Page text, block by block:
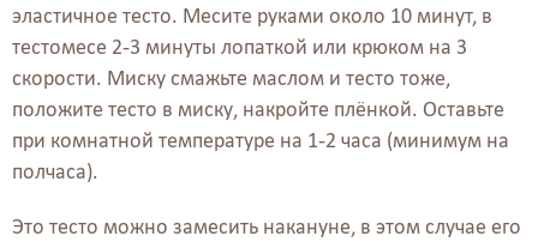
эластичное тесто. Месите руками около 10 минут, в
тестомесе 2-3 минуты лопаткой или крюком на 3
скорости. Миску смажьте маслом и тесто тоже,
положите тесто в миску, накройте плёнкой. Оставьте
при комнатной температуре на 1-2 часа (минимум на
полчаса).
Это тесто можно замесить накануне, в этом случае его